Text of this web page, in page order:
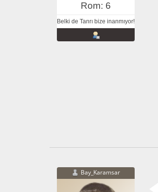
Rom: 6
Belki de Tanrı bize inanmıyor!
Bay_Karamsar